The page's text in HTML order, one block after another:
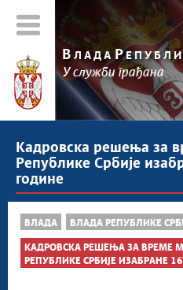
В ЛАДА Р
У служби грађана
Кадровска решења за
Републике Србије
године
ВЛАДА ВЛАДА РЕПУБЛИКЕ
КАДРОВСКА РЕШЕЊА ЗА ВРЕМЕ
РЕПУБЛИКЕ СРБИЈЕ ИЗАБРАНЕ